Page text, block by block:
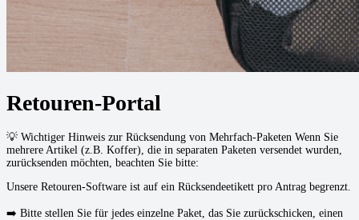
Retouren-Portal
💡 Wichtiger Hinweis zur Rücksendung von Mehrfach-Paketen Wenn Sie
mehrere Artikel (z.B. Koffer), die in separaten Paketen versendet wurden,
zurücksenden möchten, beachten Sie bitte:
Unsere Retouren-Software ist auf ein Rücksendeetikett pro Antrag begrenzt.
➡️ Bitte stellen Sie für jedes einzelne Paket, das Sie zurückschicken, einen